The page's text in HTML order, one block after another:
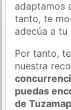
adaptamos
tanto, te
adecúa a tu
Por tanto,
nuestra
puedas
de